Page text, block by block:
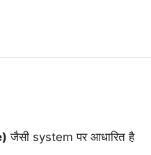
जैसी system पर आधारित है